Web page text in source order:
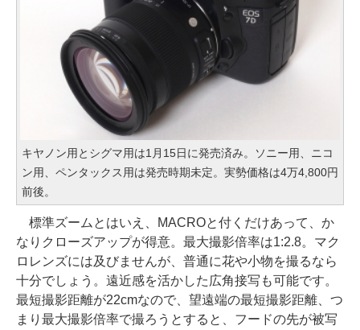
キヤノン用とシグマ用は1月15日に発売済み。ソニー用、ニコ
ン用、ペンタックス用は発売時期未定。実勢価格は4万4,800円
前後。
標準ズームとはいえ、MACROと付くだけあって、か
なりクローズアップが得意。最大撮影倍率は1:2.8。マク
ロレンズには及びませんが、普通に花や小物を撮るなら
十分でしょう。遠近感を活かした広角接写も可能です。
最短撮影距離が22cmなので、望遠端の最短撮影距離、つ
まり最大撮影倍率で撮ろうとすると、フードの先が被写